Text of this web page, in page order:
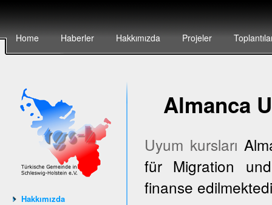
Home Haberler Hakkımızda Projeler
Hakkımızda
Almanca
Uyum kursları
für Migration
finanse